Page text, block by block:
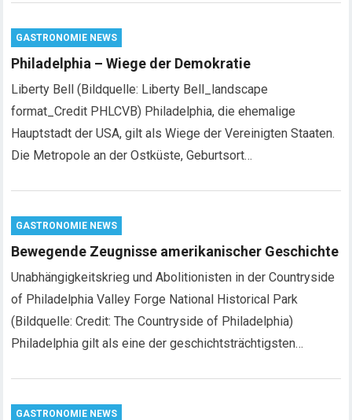
GASTRONOMIE NEWS
Philadelphia – Wiege der Demokratie
Liberty Bell (Bildquelle: Liberty Bell_landscape
format_Credit PHLCVB) Philadelphia, die ehemalige
Hauptstadt der USA, gilt als Wiege der Vereinigten Staaten.
Die Metropole an der Ostküste, Geburtsort…
GASTRONOMIE NEWS
Bewegende Zeugnisse amerikanischer Geschichte
Unabhängigkeitskrieg und Abolitionisten in der Countryside
of Philadelphia Valley Forge National Historical Park
(Bildquelle: Credit: The Countryside of Philadelphia)
Philadelphia gilt als eine der geschichtsträchtigsten…
GASTRONOMIE NEWS